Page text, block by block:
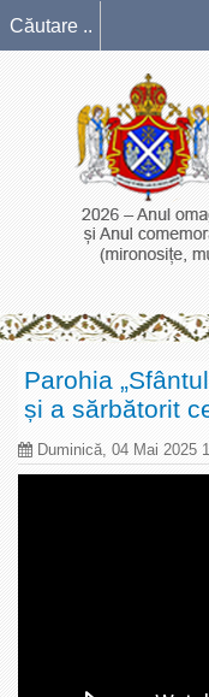
Parohia
și a sărbătorit
Duminică, 04 Mai 2025